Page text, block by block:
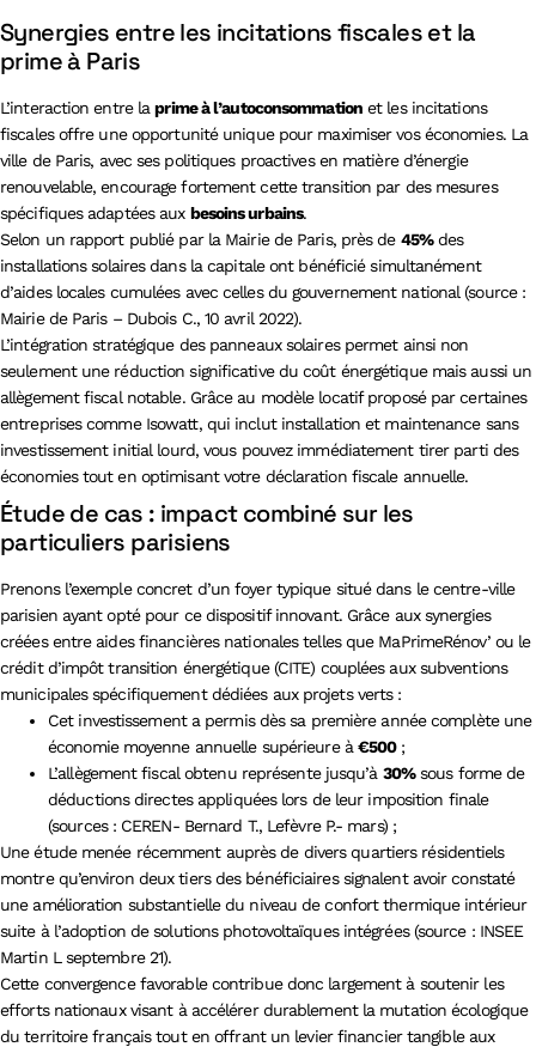
Synergies entre les incitations fiscales et la
prime à Paris
L’interaction entre laprime à l’autoconsommationet les incitations
fiscales offre une opportunité unique pour maximiser vos économies. La
ville de Paris, avec ses politiques proactives en matière d’énergie
renouvelable, encourage fortement cette transition par des mesures
spécifiques adaptées aux besoins urbains.
Selon un rapport publié par la Mairie de Paris, près de 45%des
installations solaires dans la capitale ont bénéficié simultanément
d’aides locales cumulées avec celles du gouvernement national (source :
Mairie de Paris – Dubois C., 10 avril 2022).
L’intégration stratégique des panneaux solaires permet ainsi non
seulement une réduction significative du coût énergétique mais aussi un
allègement fiscal notable. Grâce au modèle locatif proposé par certaines
entreprises comme Isowatt, qui inclut installation et maintenance sans
investissement initial lourd, vous pouvez immédiatement tirer parti des
économies tout en optimisant votre déclaration fiscale annuelle.
Étude de cas : impact combiné sur les
particuliers parisiens
Prenons l’exemple concret d’un foyer typique situé dans le centre-ville
parisien ayant opté pour ce dispositif innovant. Grâce aux synergies
créées entre aides financières nationales telles que MaPrimeRénov’ ou le
crédit d’impôt transition énergétique (CITE) couplées aux subventions
municipales spécifiquement dédiées aux projets verts :
Cet investissement a permis dès sa première année complète une
économie moyenne annuelle supérieure à €500;
L’allègement fiscal obtenu représente jusqu’à 30%sous forme de
déductions directes appliquées lors de leur imposition finale
(sources : CEREN- Bernard T., Lefèvre P.- mars) ;
Une étude menée récemment auprès de divers quartiers résidentiels
montre qu’environ deux tiers des bénéficiaires signalent avoir constaté
une amélioration substantielle du niveau de confort thermique intérieur
suite à l’adoption de solutions photovoltaïques intégrées (source : INSEE
Martin L septembre 21).
Cette convergence favorable contribue donc largement à soutenir les
efforts nationaux visant à accélérer durablement la mutation écologique
du territoire français tout en offrant un levier financier tangible aux